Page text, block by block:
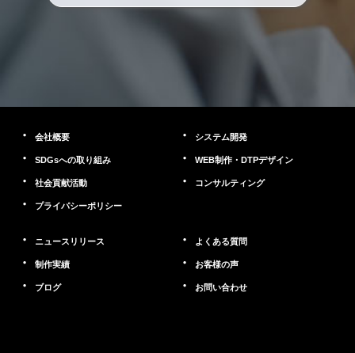
会社概要
SDGsへの取り組み
社会貢献活動
プライパシーポリシー
システム開発
WEB制作・DTPデザイン
コンサルティング
ニュースリリース
制作実績
ブログ
よくある質問
お客様の声
お問い合わせ